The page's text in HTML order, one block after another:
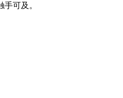
可及。